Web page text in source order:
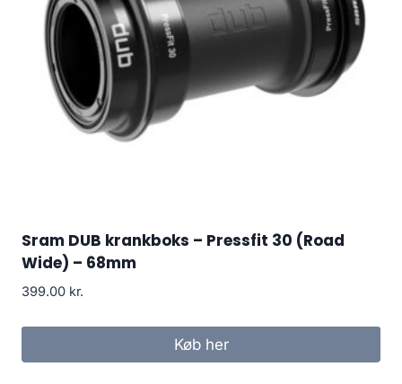
Sram DUB krankboks – Pressfit 30 (Road
Wide) – 68mm
399.00 kr.
Køb her